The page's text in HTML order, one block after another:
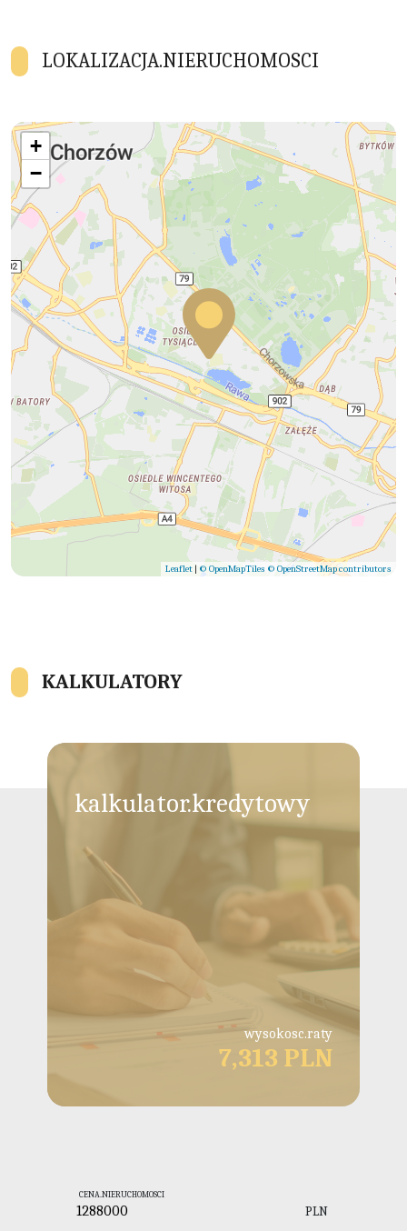
LOKALIZACJA.NIERUCHOMOSCI
+
−
Leaflet | © OpenMapTiles © OpenStreetMap contributors
KALKULATORY
kalkulator.kredytowy
wysokosc.raty
7,313 PLN
CENA.NIERUCHOMOSCI
PLN